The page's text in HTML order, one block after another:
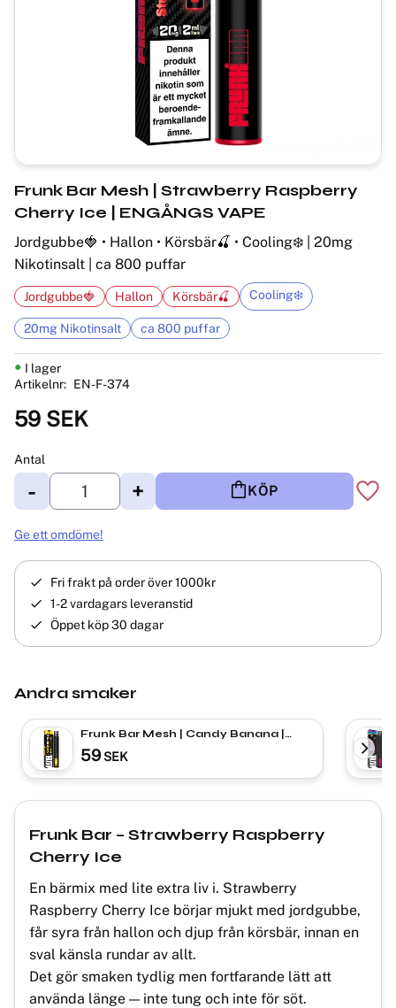
Frunk Bar Mesh | Strawberry Raspberry
Cherry Ice | ENGÅNGS VAPE
Jordgubbe🍓 • Hallon • Körsbär🍒 • Cooling❄️ | 20mg
Nikotinsalt | ca 800 puffar
59 SEK
Antal
+
- KÖP
I lager
Artikelnr
EN-F-374
Jordgubbe🍓 Hallon Körsbär🍒 Cooling❄️
20mg Nikotinsalt ca 800 puffar
Ge ett omdöme!
Fri frakt på order över 1000kr
1-2 vardagars leveranstid
Öppet köp 30 dagar
Andra smaker
Frunk Bar Mesh | Candy Banana |
ENGÅNGS VAPE
59 SEK
Frunk Bar – Strawberry Raspberry
Cherry Ice
En bärmix med lite extra liv i. Strawberry
Raspberry Cherry Ice börjar mjukt med jordgubbe,
får syra från hallon och djup från körsbär, innan en
sval känsla rundar av allt.
Det gör smaken tydlig men fortfarande lätt att
använda länge — inte tung och inte för söt.